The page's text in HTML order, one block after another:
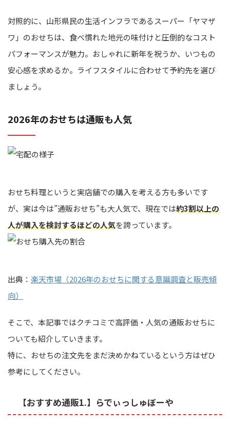
対照的に、山形県民の生活インフラであるスーパー「ヤマザ
ワ」のおせちは、食べ慣れた地元の味付けと圧倒的なコスト
パフォーマンスが魅力。おしゃれに新年を祝うか、いつもの
安心感を求めるか。ライフスタイルに合わせて予約先を選び
ましょう。
2026年のおせちは通販も人気
おせち料理というと実店舗での購入を考える方も多いです
が、実は今は”通販おせち”も大人気で、現在では約3割以上の
人が購入を検討するほどの人気を誇っています。
出典： 楽天市場（2026年のおせちに関する意識調査と販売傾
向）
そこで、本記事ではクチコミで高評価・人気の通販おせちに
ついても紹介していきます。
特に、おせちの注文先をまだ決めかねているという方はぜひ
参考にしてください。
【おすすめ通販1.】らでぃっしゅぼーや